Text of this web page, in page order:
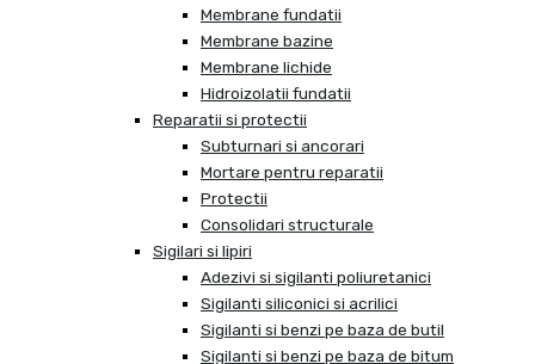
Membrane fundatii
Membrane bazine
Membrane lichide
Hidroizolatii fundatii
Reparatii si protectii
Subturnari si ancorari
Mortare pentru reparatii
Protectii
Consolidari structurale
Sigilari si lipiri
Adezivi si sigilanti poliuretanici
Sigilanti siliconici si acrilici
Sigilanti si benzi pe baza de butil
Sigilanti si benzi pe baza de bitum